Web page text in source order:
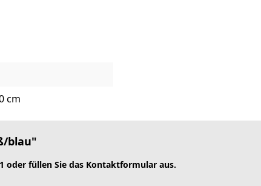
cm
blau"
oder füllen Sie das Kontaktformular aus.